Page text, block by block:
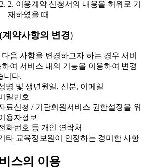
2. 이용계약 신청서의 내용을 허위로 기
재하였을 때
계약사항의 변경)
음 사항을 변경하고자 하는 경우 서비
하여 서비스 내의 기능을 이용하여 변경
니다.
명 및 생년월일, 신분, 이메일
밀번호
료신청 / 기관회원서비스 권한설정을 위
용자정보
화번호 등 개인 연락처
타 교육정보원이 인정하는 경미한 사항
스의 이용